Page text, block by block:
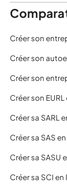
Créer son
Créer son
Créer son
Créer son
Créer sa SARL
Créer sa SAS
Créer sa SASU
Créer sa SCI en